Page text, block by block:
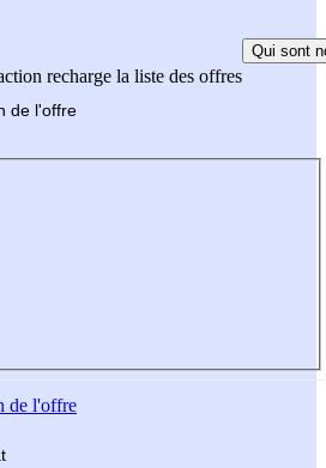
recharge la liste des offres
Qui sont
de l'offre
de l'offre